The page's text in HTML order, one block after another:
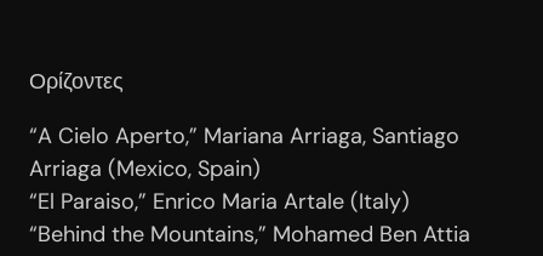
Ορίζοντες
“A Cielo Aperto,” Mariana Arriaga, Santiago
Arriaga (Mexico, Spain)
“El Paraiso,” Enrico Maria Artale (Italy)
“Behind the Mountains,” Mohamed Ben Attia